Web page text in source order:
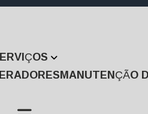
SERVIÇOS
MANUTENÇÃO